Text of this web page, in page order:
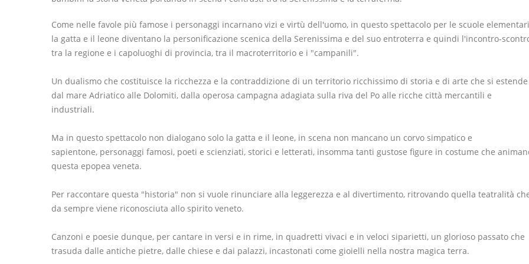
Come nelle favole più famose i personaggi incarnano vizi e virtù dell'uomo, in questo spettacolo per le scuole elementari
la gatta e il leone diventano la personificazione scenica della Serenissima e del suo entroterra e quindi l'incontro-
tra la regione e i capoluoghi di provincia, tra il macroterritorio e i "campanili".
Un dualismo che costituisce la ricchezza e la contraddizione di un territorio ricchissimo di storia e di arte che si estende
dal mare Adriatico alle Dolomiti, dalla operosa campagna adagiata sulla riva del Po alle ricche città mercantili e
industriali.
Ma in questo spettacolo non dialogano solo la gatta e il leone, in scena non mancano un corvo simpatico e
sapientone, personaggi famosi, poeti e scienziati, storici e letterati, insomma tanti gustose figure in costume che
questa epopea veneta.
Per raccontare questa "historia" non si vuole rinunciare alla leggerezza e al divertimento, ritrovando quella teatralità
da sempre viene riconosciuta allo spirito veneto.
Canzoni e poesie dunque, per cantare in versi e in rime, in quadretti vivaci e in veloci siparietti, un glorioso passato che
trasuda dalle antiche pietre, dalle chiese e dai palazzi, incastonati come gioielli nella nostra magica terra.